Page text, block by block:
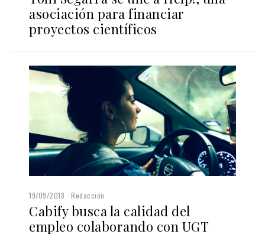
asociación para financiar
proyectos científicos
19/09/2018 Redacción
Cabify busca la calidad del
empleo colaborando con UGT